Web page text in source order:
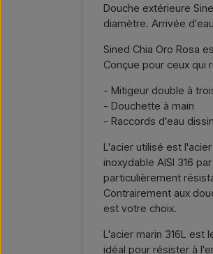
Douche extérieure
diamètre. Arrivée
Sined Chia Oro Rosa
Conçue pour ceux qui
- Mitigeur double à
- Douchette à main
- Raccords d'eau
L'acier utilisé est
inoxydable AISI 316
particulièrement
Contrairement aux
est votre choix.
L'acier marin 316L
idéal pour résister à